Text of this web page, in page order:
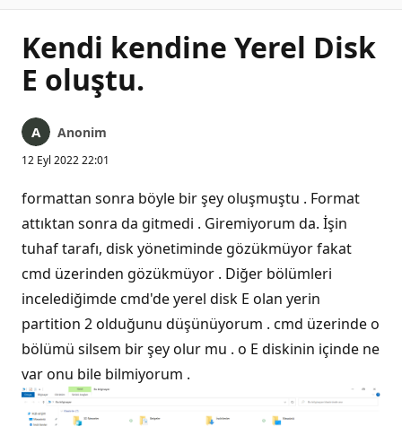
Kendi kendine Yerel Disk
E oluştu.
Anonim
12 Eyl 2022 22:01
formattan sonra böyle bir şey oluşmuştu . Format
attıktan sonra da gitmedi . Giremiyorum da. İşin
tuhaf tarafı, disk yönetiminde gözükmüyor fakat
cmd üzerinden gözükmüyor . Diğer bölümleri
incelediğimde cmd'de yerel disk E olan yerin
partition 2 olduğunu düşünüyorum . cmd üzerinde o
bölümü silsem bir şey olur mu . o E diskinin içinde ne
var onu bile bilmiyorum .